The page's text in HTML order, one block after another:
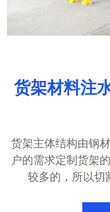
货架材料注
货架主体结构由钢
户的需求定制货架
较多的，所以